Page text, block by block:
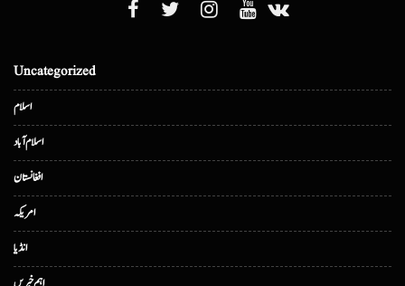
Uncategorized
اسلام
اسلام آباد
افغانستان
امریکہ
انڈیا